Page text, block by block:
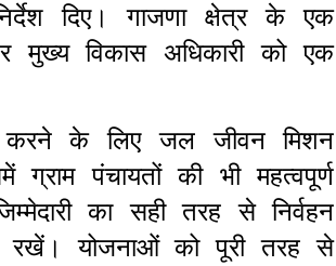
दिए। गाजणा क्षेत्र के एक
मुख्य विकास अधिकारी को एक
के लिए जल जीवन मिशन
ग्राम पंचायतों की भी महत्वपूर्ण
का सही तरह से निर्वहन
रखें। योजनाओं को पूरी तरह से